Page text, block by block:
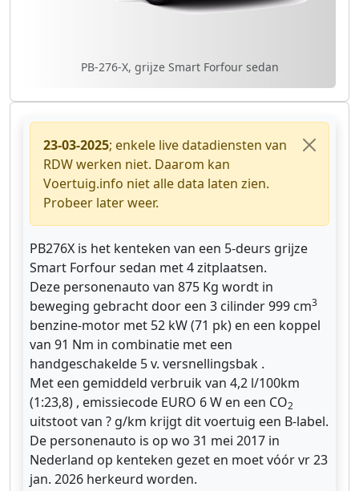
PB-276-X, grijze Smart Forfour sedan
23-03-2025; enkele live datadiensten van
RDW werken niet. Daarom kan
Voertuig.info niet alle data laten zien.
Probeer later weer.
PB276X is het kenteken van een 5-deurs grijze
Smart Forfour sedan met 4 zitplaatsen.
Deze personenauto van 875 Kg wordt in
beweging gebracht door een 3 cilinder 999 cm3
benzine-motor met 52 kW (71 pk) en een koppel
van 91 Nm in combinatie met een
handgeschakelde 5 v. versnellingsbak .
Met een gemiddeld verbruik van 4,2 l/100km
(1:23,8) , emissiecode EURO 6 W en een CO2
uitstoot van ? g/km krijgt dit voertuig een B-label.
De personenauto is op wo 31 mei 2017 in
Nederland op kenteken gezet en moet vóór vr 23
jan. 2026 herkeurd worden.